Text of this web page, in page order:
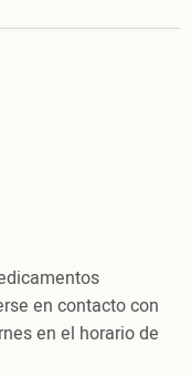
en contacto con
en el horario de